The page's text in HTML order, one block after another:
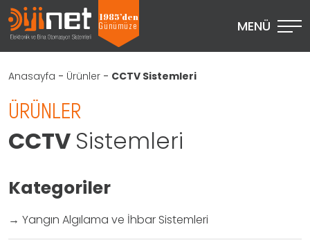
1985’den
Günümüze
MENÜ
Anasayfa - Ürünler - CCTV Sistemleri
ÜRÜNLER
CCTV Sistemleri
Kategoriler
→ Yangın Algılama ve İhbar Sistemleri